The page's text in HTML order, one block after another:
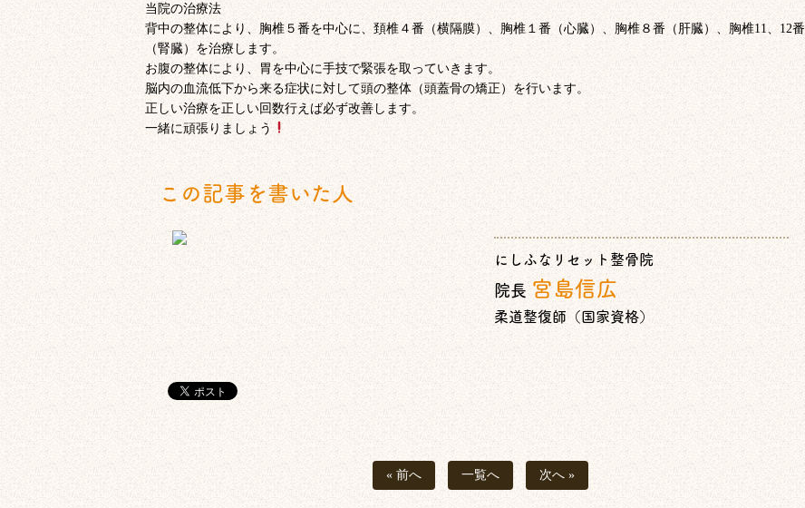
当院の治療法
背中の整体により、胸椎５番を中心に、頚椎４番（横隔膜）、胸椎１番（心臓）、胸椎８番（肝臓）、胸椎11、12番
（腎臓）を治療します。
お腹の整体により、胃を中心に手技で緊張を取っていきます。
脳内の血流低下から来る症状に対して頭の整体（頭蓋骨の矯正）を行います。
正しい治療を正しい回数行えば必ず改善します。
一緒に頑張りましょう
この記事を書いた人
にしふなリセット整骨院
院長 宮島信広
柔道整復師（国家資格）
« 前へ 一覧へ 次へ »